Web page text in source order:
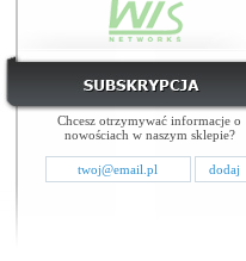
Chcesz otrzymywać informacje o
nowościach w naszym sklepie?